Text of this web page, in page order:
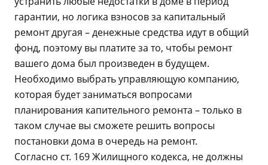
гарантии, но логика взносов за капитальный
ремонт другая – денежные средства идут в общий
фонд, поэтому вы платите за то, чтобы ремонт
вашего дома был произведен в будущем.
Необходимо выбрать управляющую компанию,
которая будет заниматься вопросами
планирования капительного ремонта – только в
таком случае вы сможете решить вопросы
постановки дома в очередь на ремонт.
Согласно ст. 169 Жилищного кодекса, не должны